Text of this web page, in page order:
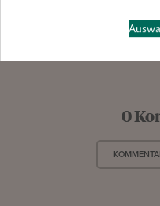
www.skd.museum/
0